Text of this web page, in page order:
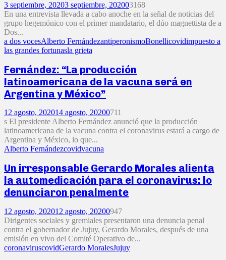
3 septiembre, 20203 septiembre, 202003168
En una entrevista llevada a cabo anoche en la señal de noticias del
grupo hegemónico con el primer mandatario, el dúo magnettista de a
Dos...
a dos vocesAlberto FernándezantiperonismoBonellicovidimpuesto a
las grandes fortunasla grieta
Fernández: “La producción
latinoamericana de la vacuna será en
Argentina y México”
12 agosto, 202014 agosto, 20200711
s El presidente Alberto Fernández anunció que la producción
latinoamericana de la vacuna contra el coronavirus estará a cargo de
Argentina y México, lo que...
Alberto Fernándezcovidvacuna
Un irresponsable Gerardo Morales alienta
la automedicación para el coronavirus: lo
denunciaron penalmente
12 agosto, 202012 agosto, 20200947
Dirigentes sociales y gremiales presentaron una denuncia penal
contra el gobernador de Jujuy, Gerardo Morales, después de una
emisión en vivo del Comité Operativo de...
coronaviruscovidGerardo MoralesJujuy